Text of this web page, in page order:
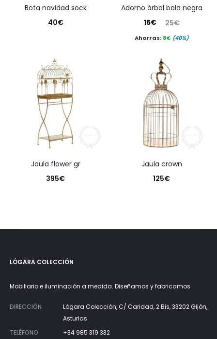
bota navidad sock
40€
adorno árbol bola negra
25€
El
precio
25€.
15€
El
precioAhorras: 8€ (40%)
jaula flower gr
395€
jaula crown
125€
LÓGARA COLECCIÓN
Mobiliario e iluminación a medida. Diseñamos y fabricamos
DIRECCIÓN
Lógara Colección, C/ Caridad, 2 Bis, 33202 Gijón,
Asturias
TELÉFONO
+34 985 319 332